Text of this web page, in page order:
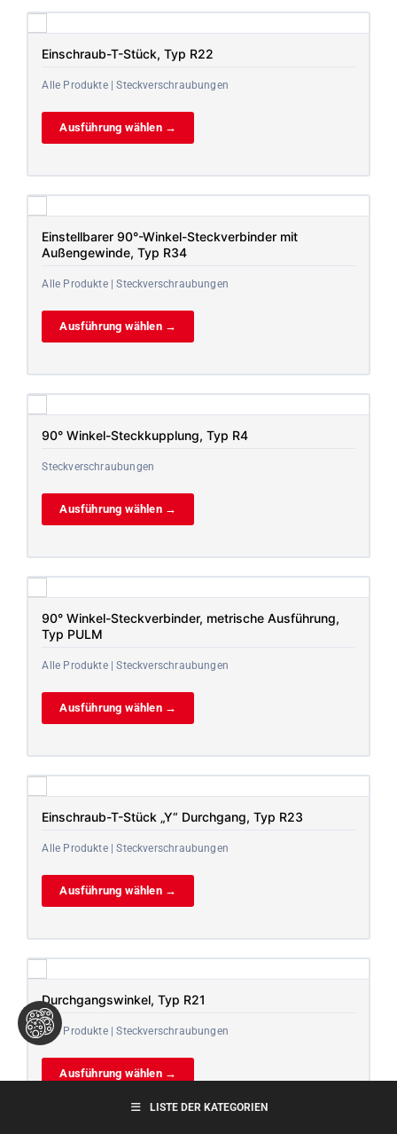
Einschraub-T-Stück, Typ R22
Alle Produkte | Steckverschraubungen
Ausführung wählen →
Einstellbarer 90°-Winkel-Steckverbinder mit
Außengewinde, Typ R34
Alle Produkte | Steckverschraubungen
Ausführung wählen →
90° Winkel-Steckkupplung, Typ R4
Steckverschraubungen
Ausführung wählen →
90° Winkel-Steckverbinder, metrische Ausführung,
Typ PULM
Alle Produkte | Steckverschraubungen
Ausführung wählen →
Einschraub-T-Stück „Y“ Durchgang, Typ R23
Alle Produkte | Steckverschraubungen
Ausführung wählen →
Durchgangswinkel, Typ R21
Alle Produkte | Steckverschraubungen
Ausführung wählen →
LISTE DER KATEGORIEN